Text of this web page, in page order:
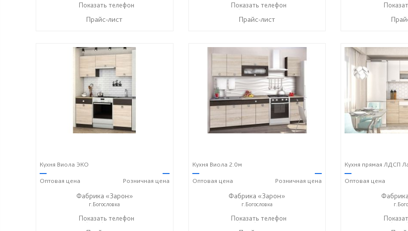
+7 (902) 349-19-19
Показать телефон
Прайс-лист
+7 (902) 349-19-19
Показать телефон
Прайс-лист
+7
Кухня Виола ЭКО
—
Оптовая цена
—
Розничная цена
Фабрика «Зарон»
г.Богословка
+7 (8412) 21-50-66
Показать телефон
Кухня Виола 2.0м
—
Оптовая цена
—
Розничная цена
Фабрика «Зарон»
г.Богословка
+7 (8412) 21-50-66
Показать телефон
Кухня прямая ЛДСП
—
Оптовая цена
+7